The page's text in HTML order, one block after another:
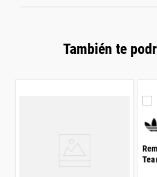
También te